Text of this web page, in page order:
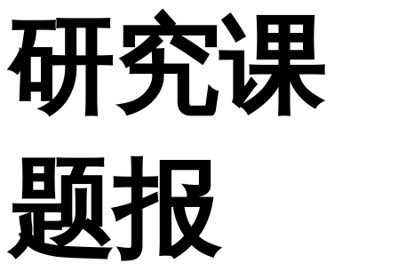
研究课
题报